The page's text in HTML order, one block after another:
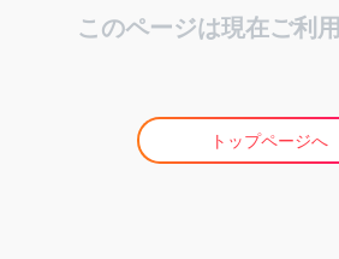
このページは現在ご利